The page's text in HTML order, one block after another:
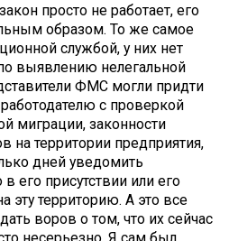
просто не работает, его
образом. То же самое
службой, у них нет
выявлению нелегальной
ФМС могли придти
с проверкой
миграции, законности
на территории предприятия,
дней уведомить
в его присутствии или его
эту территорию. А это все
воров о том, что их сейчас